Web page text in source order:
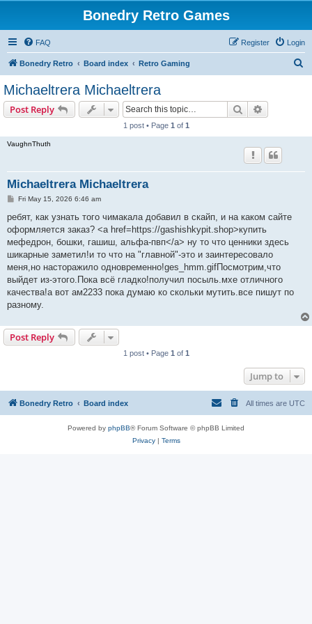
Bonedry Retro Games
FAQ Login
Register
Bonedry Retro Board index Retro Gaming
Michaeltrera Michaeltrera
Post Reply Search
1 post • Page 1 of 1
VaughnThuth
Michaeltrera Michaeltrera
P
s
Fri May 15, 2026 6:46 am
ребят, как узнать того чимакала добавил в скайп, и на каком сайте
оформляется заказ? <a href=https://gashishkypit.shop>купить
мефедрон, бошки, гашиш, альфа-пвп</a> ну то что ценники здесь
шикарные заметил!и то что на "главной"-это и заинтересовало
меня,но насторажило одновременно!ges_hmm.gifПосмотрим,что
выйдет из-этого.Пока всё гладко!получил посыль.мхе отличного
качества!а вот ам2233 пока думаю ко скольки мутить.все пишут по
разному.
Post Reply
1 post • Page 1 of 1
Jump to
Bonedry Retro Board index All times are UTC
Powered by phpBB® Forum Software © phpBB Limited
Privacy| Terms